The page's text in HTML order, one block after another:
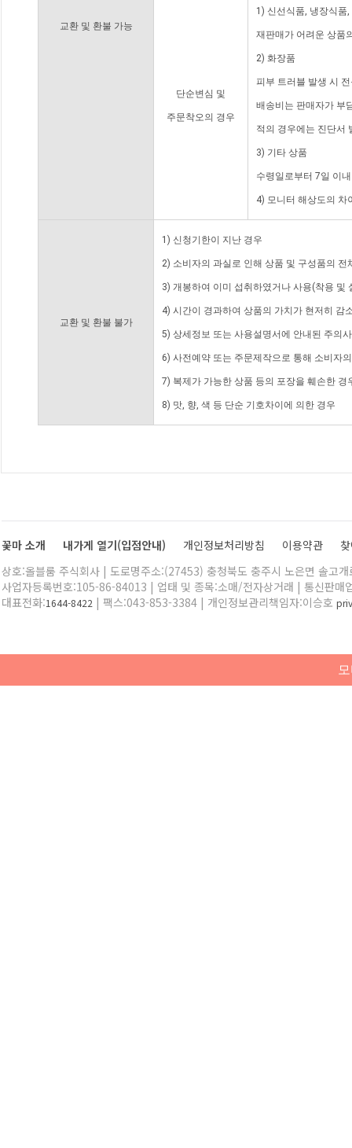
교환 및 환불 가능
단순변심 및
주문착오의 경우
1) 신선식품, 냉장식품
재판매가 어려운 상품
2) 화장품
피부 트러블 발생 시
배송비는 판매자가 부
적의 경우에는 진단서
3) 기타 상품
수령일로부터 7일 이
4) 모니터 해상도의 차
교환 및 환불 불가
1) 신청기한이 지난 경우
2) 소비자의 과실로 인해 상품 및 구성품의
3) 개봉하여 이미 섭취하였거나 사용(착용 및
4) 시간이 경과하여 상품의 가치가 현저히 감
5) 상세정보 또는 사용설명서에 안내된 주의
6) 사전예약 또는 주문제작으로 통해 소비자
7) 복제가 가능한 상품 등의 포장을 훼손한 경
8) 맛, 향, 색 등 단순 기호차이에 의한 경우
꽃마 소개 내가게 열기(입점안내) 개인정보처리방침 이용약관
상호:올블룸 주식회사 | 도로명주소:(27453) 충청북도 충주시 노은면 솔고
사업자등록번호:105-86-84013 | 업태 및 종목:소매/전자상거래 | 통신판매
대표전화:1644-8422 | 팩스:043-853-3384 | 개인정보관리책임자:이승호